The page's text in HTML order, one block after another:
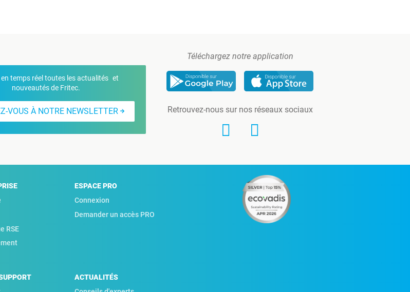
en temps réel toutes les actualités et
nouveautés de Fritec.
VOUS À NOTRE NEWSLETTER
Téléchargez notre application
Retrouvez-nous sur nos réseaux sociaux
RSE
ESPACE PRO
Connexion
Demander un accès PRO
ACTUALITÉS